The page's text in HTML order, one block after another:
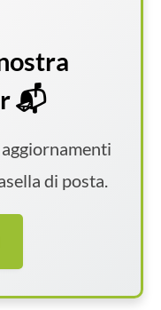
📬
di posta.